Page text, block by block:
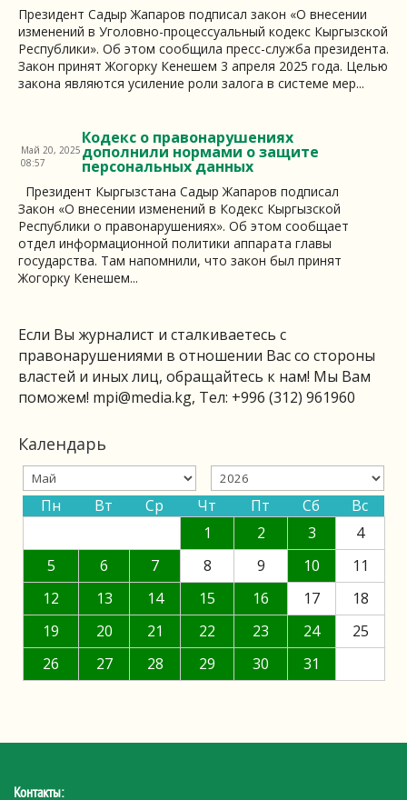
Президент Садыр Жапаров подписал закон «О внесении
изменений в Уголовно-процессуальный кодекс Кыргызской
Республики». Об этом сообщила пресс-служба президента.
Закон принят Жогорку Кенешем 3 апреля 2025 года. Целью
закона являются усиление роли залога в системе мер...
Кодекс о правонарушениях
дополнили нормами о защите
персональных данных
Май 20, 2025
08:57
Президент Кыргызстана Садыр Жапаров подписал
Закон «О внесении изменений в Кодекс Кыргызской
Республики о правонарушениях». Об этом сообщает
отдел информационной политики аппарата главы
государства. Там напомнили, что закон был принят
Жогорку Кенешем...
Если Вы журналист и сталкиваетесь с
правонарушениями в отношении Вас со стороны
властей и иных лиц, обращайтесь к нам! Мы Вам
поможем! mpi@media.kg, Тел: +996 (312) 961960
Календарь
Пн Вт Ср Чт Пт Сб
Вс
1
2 3
4
5
6 7 8 9 10
11
12
13 14 15 16 17
18
19
20 21 22 23 24
25
26
27 28 29 30 31
Контакты: